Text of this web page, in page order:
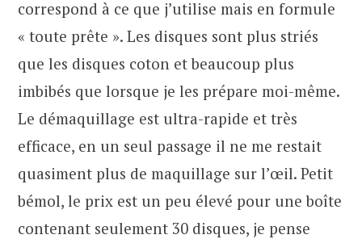
correspond à ce que j’utilise mais en formule
« toute prête ». Les disques sont plus striés
que les disques coton et beaucoup plus
imbibés que lorsque je les prépare moi-même.
Le démaquillage est ultra-rapide et très
efficace, en un seul passage il ne me restait
quasiment plus de maquillage sur l’œil. Petit
bémol, le prix est un peu élevé pour une boîte
contenant seulement 30 disques, je pense